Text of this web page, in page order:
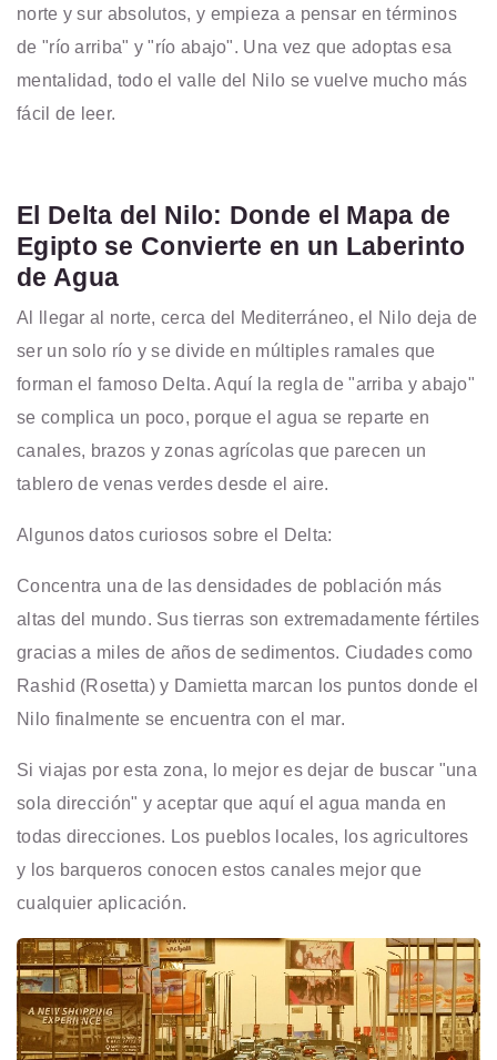
norte y sur absolutos, y empieza a pensar en términos
de "río arriba" y "río abajo". Una vez que adoptas esa
mentalidad, todo el valle del Nilo se vuelve mucho más
fácil de leer.
El Delta del Nilo: Donde el Mapa de
Egipto se Convierte en un Laberinto
de Agua
Al llegar al norte, cerca del Mediterráneo, el Nilo deja de
ser un solo río y se divide en múltiples ramales que
forman el famoso Delta. Aquí la regla de "arriba y abajo"
se complica un poco, porque el agua se reparte en
canales, brazos y zonas agrícolas que parecen un
tablero de venas verdes desde el aire.
Algunos datos curiosos sobre el Delta:
Concentra una de las densidades de población más
altas del mundo. Sus tierras son extremadamente fértiles
gracias a miles de años de sedimentos. Ciudades como
Rashid (Rosetta) y Damietta marcan los puntos donde el
Nilo finalmente se encuentra con el mar.
Si viajas por esta zona, lo mejor es dejar de buscar "una
sola dirección" y aceptar que aquí el agua manda en
todas direcciones. Los pueblos locales, los agricultores
y los barqueros conocen estos canales mejor que
cualquier aplicación.